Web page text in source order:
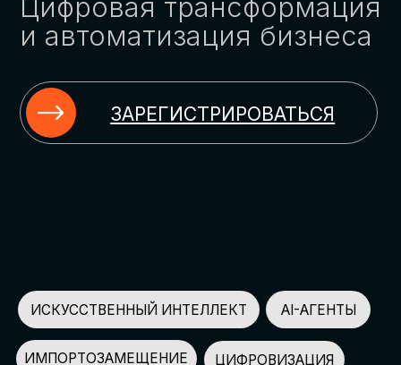
ИСКУССТВЕННЫЙ ИНТЕЛЛЕКТ
КЭДО
ЦИФРОВИЗАЦИЯ
АВТОМАТИЗАЦИЯ HR
АВТОМАТИЗАЦИЯ МАРКЕТИНГА И ПРОДАЖ
ЧАТ-БОТЫ
ИМПОРТОЗАМЕЩЕНИЕ